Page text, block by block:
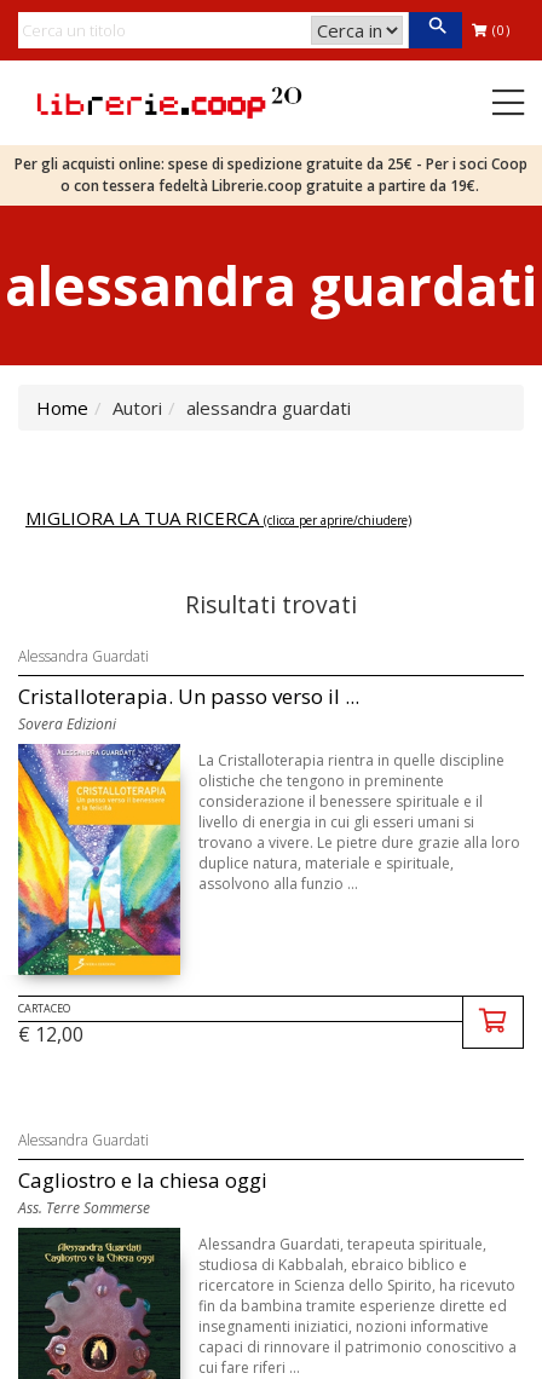
(0)
Per gli acquisti online: spese di spedizione gratuite da 25€ - Per i soci Coop
o con tessera fedeltà Librerie.coop gratuite a partire da 19€.
alessandra guardati
Home Autori alessandra guardati
MIGLIORA LA TUA RICERCA (clicca per aprire/chiudere)
Risultati trovati
Alessandra Guardati
Cristalloterapia. Un passo verso il ...
Sovera Edizioni
La Cristalloterapia rientra in quelle discipline
olistiche che tengono in preminente
considerazione il benessere spirituale e il
livello di energia in cui gli esseri umani si
trovano a vivere. Le pietre dure grazie alla loro
duplice natura, materiale e spirituale,
assolvono alla funzio ...
CARTACEO
€ 12,00
Alessandra Guardati
Cagliostro e la chiesa oggi
Ass. Terre Sommerse
Alessandra Guardati, terapeuta spirituale,
studiosa di Kabbalah, ebraico biblico e
ricercatore in Scienza dello Spirito, ha ricevuto
fin da bambina tramite esperienze dirette ed
insegnamenti iniziatici, nozioni informative
capaci di rinnovare il patrimonio conoscitivo a
cui fare riferi ...